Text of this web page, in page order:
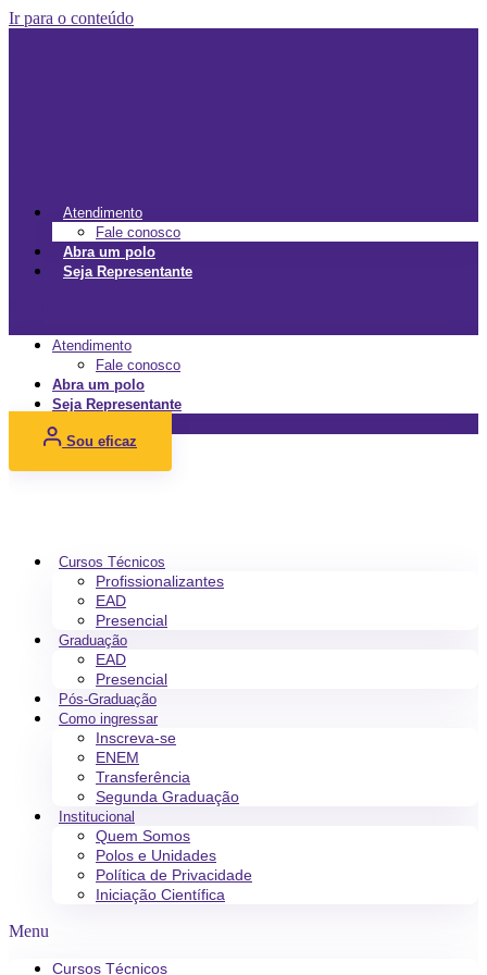
Ir para o conteúdo
Atendimento
Fale conosco
Abra um polo
Seja Representante
Atendimento
Fale conosco
Abra um polo
Seja Representante
Sou eficaz
Cursos Técnicos
Profissionalizantes
EAD
Presencial
Graduação
EAD
Presencial
Pós-Graduação
Como ingressar
Inscreva-se
ENEM
Transferência
Segunda Graduação
Institucional
Quem Somos
Polos e Unidades
Política de Privacidade
Iniciação Científica
Menu
Cursos Técnicos